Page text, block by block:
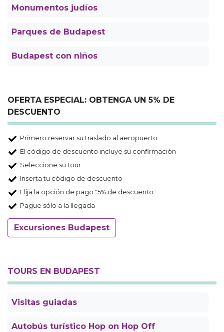
Monumentos judíos
Parques de Budapest
Budapest con niños
OFERTA ESPECIAL: OBTENGA UN 5% DE
DESCUENTO
Primero reservar su traslado al aeropuerto
El código de descuento incluye su confirmación
Seleccione su tour
Inserta tu código de descuento
Elija la opción de pago "5% de descuento
Pague sólo a la llegada
Excursiones Budapest
TOURS EN BUDAPEST
Visitas guiadas
Autobús turístico Hop on Hop Off